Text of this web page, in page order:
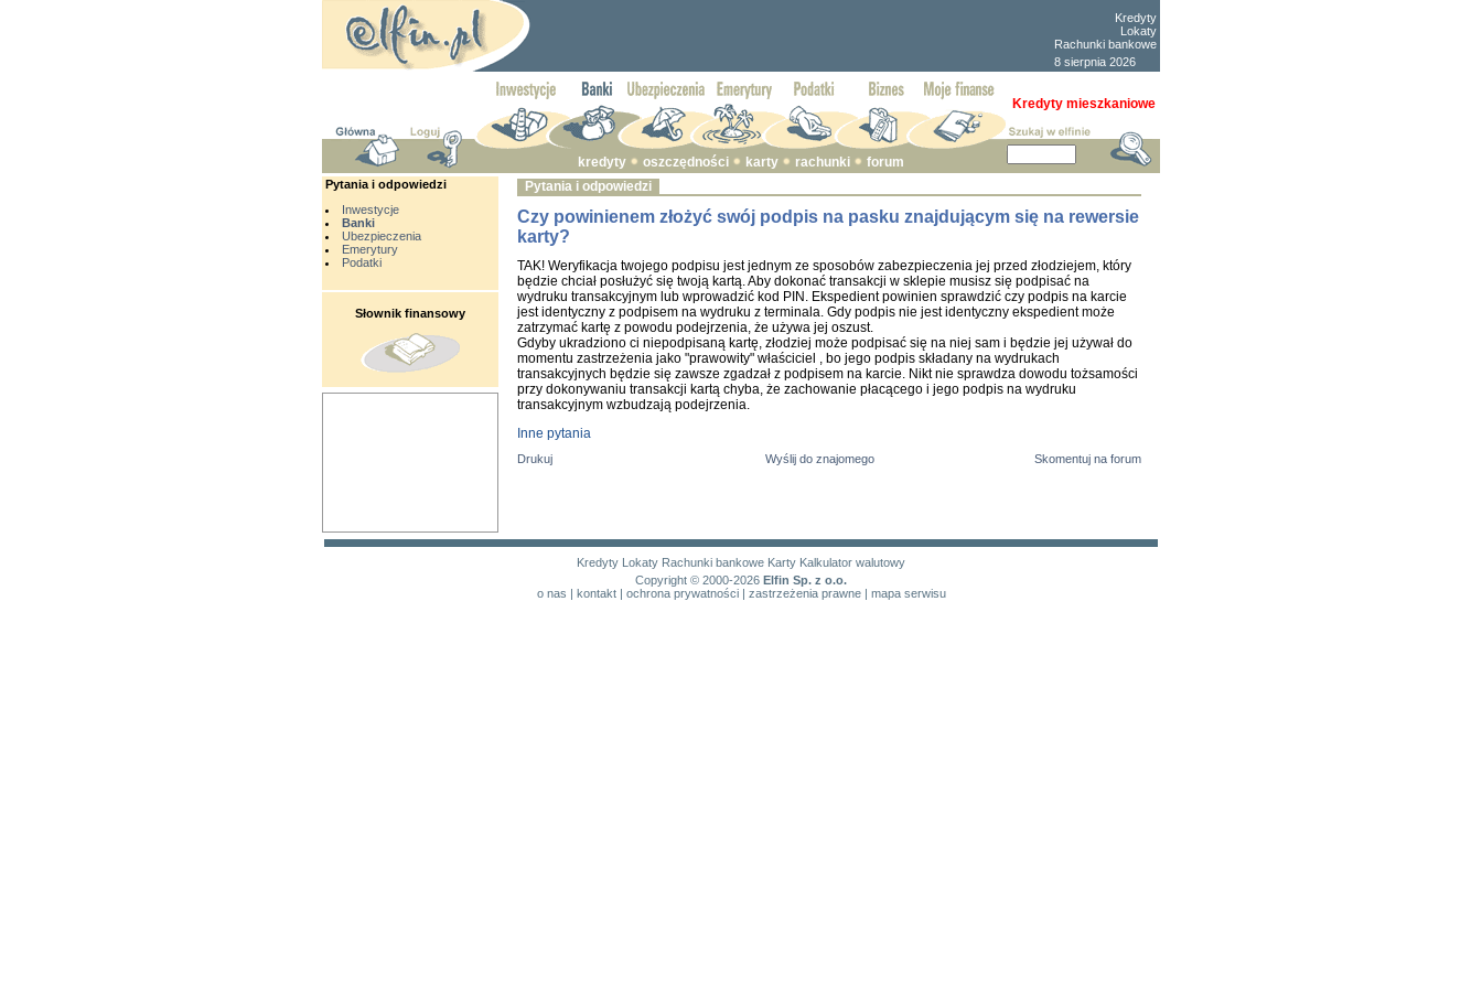
Kredyty
Lokaty
Rachunki bankowe
8 sierpnia 2026
Kredyty mieszkaniowe
kredyty oszczędności karty rachunki forum
Pytania i odpowiedzi
Inwestycje
Banki
Ubezpieczenia
Emerytury
Podatki
Słownik finansowy
Pytania i odpowiedzi
Czy powinienem złożyć swój podpis na pasku znajdującym się na rewersie
karty?
TAK! Weryfikacja twojego podpisu jest jednym ze sposobów zabezpieczenia jej przed złodziejem, który
będzie chciał posłużyć się twoją kartą. Aby dokonać transakcji w sklepie musisz się podpisać na
wydruku transakcyjnym lub wprowadzić kod PIN. Ekspedient powinien sprawdzić czy podpis na karcie
jest identyczny z podpisem na wydruku z terminala. Gdy podpis nie jest identyczny ekspedient może
zatrzymać kartę z powodu podejrzenia, że używa jej oszust.
Gdyby ukradziono ci niepodpisaną kartę, złodziej może podpisać się na niej sam i będzie jej używał do
momentu zastrzeżenia jako "prawowity" właściciel , bo jego podpis składany na wydrukach
transakcyjnych będzie się zawsze zgadzał z podpisem na karcie. Nikt nie sprawdza dowodu tożsamości
przy dokonywaniu transakcji kartą chyba, że zachowanie płacącego i jego podpis na wydruku
transakcyjnym wzbudzają podejrzenia.
Inne pytania
Drukuj Wyślij do znajomego Skomentuj na forum
Kredyty Lokaty Rachunki bankowe Karty Kalkulator walutowy
Copyright © 2000-2026 Elfin Sp. z o.o.
o nas | kontakt| ochrona prywatności| zastrzeżenia prawne| mapa serwisu